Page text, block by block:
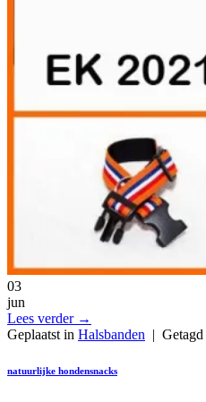
03
jun
Lees verder →
Geplaatst in Halsbanden | Getagd
natuurlijke hondensnacks